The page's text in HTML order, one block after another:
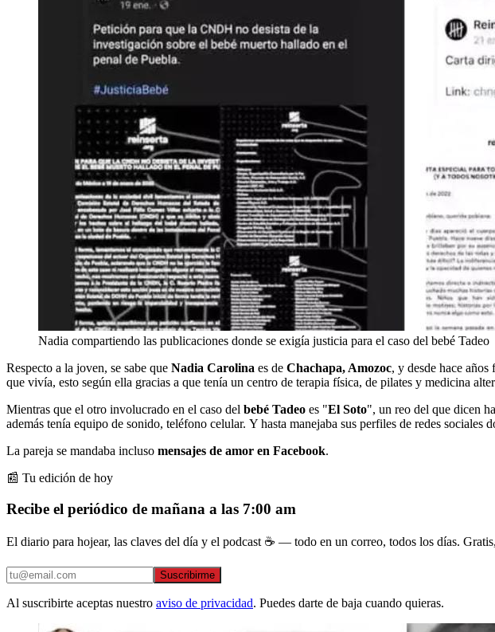
Nadia compartiendo las publicaciones donde se exigía justicia para el caso del bebé Tadeo
Respecto a la joven, se sabe que Nadia Carolina es de Chachapa, Amozoc, y desde hace
que vivía, esto según ella gracias a que tenía un centro de terapia física, de pilates y medicina
Mientras que el otro involucrado en el caso del bebé Tadeo es "El Soto", un reo del que dicen
además tenía equipo de sonido, teléfono celular. Y hasta manejaba sus perfiles de redes
La pareja se mandaba incluso mensajes de amor en Facebook.
📰 Tu edición de hoy
Recibe el periódico de mañana a las 7:00 am
El diario para hojear, las claves del día y el podcast ☕ — todo en un correo, todos los días.
Suscribirme
Al suscribirte aceptas nuestro aviso de privacidad. Puedes darte de baja cuando quieras.